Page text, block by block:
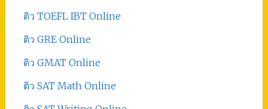
ติว TOEFL IBT Online
ติว GRE Online
ติว GMAT Online
ติว SAT Math Online